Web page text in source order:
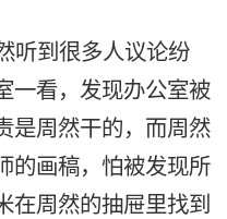
听到很多人议论纷
一看，发现办公室被
是周然干的，而周然
的画稿，怕被发现所
在周然的抽屉里找到